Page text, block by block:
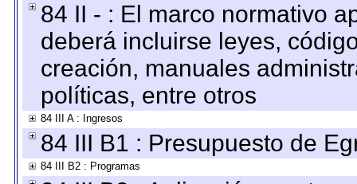
84 II - : El marco normativo
deberá incluirse leyes,
creación, manuales
políticas, entre otros
84 III A : Ingresos
84 III B1 : Presupuesto de
84 III B2 : Programas